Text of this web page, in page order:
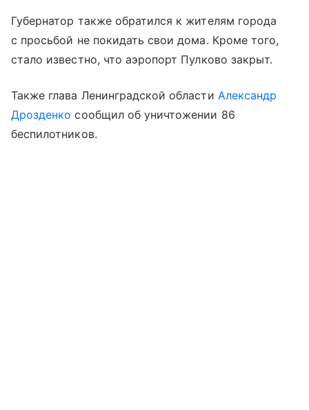
Губернатор также обратился к жителям города
с просьбой не покидать свои дома. Кроме того,
стало известно, что аэропорт Пулково закрыт.
Также глава Ленинградской области Александр
Дрозденко сообщил об уничтожении 86
беспилотников.